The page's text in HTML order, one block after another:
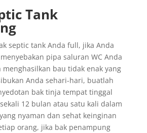
Tank
septic tank Anda full, jika Anda
pipa saluran WC Anda
bau tidak enak yang
Anda sehari-hari, buatlah
bak tinja tempat tinggal
12 bulan atau satu kali dalam
nyaman dan sehat keinginan
orang, jika bak penampung